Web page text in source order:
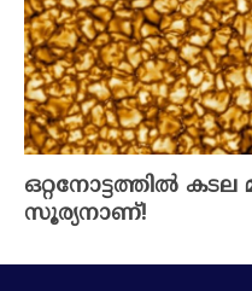
ഒറ്റനോട്ടത്തിൽ കടല
സൂര്യനാണ്!